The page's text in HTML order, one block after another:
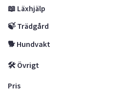
📖 Läxhjälp
🍃 Trädgård
🐕 Hundvakt
🛠 Övrigt
Pris